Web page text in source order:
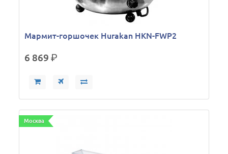
Мармит-горшочек Hurakan HKN-FWP2
6 869р.
Москва